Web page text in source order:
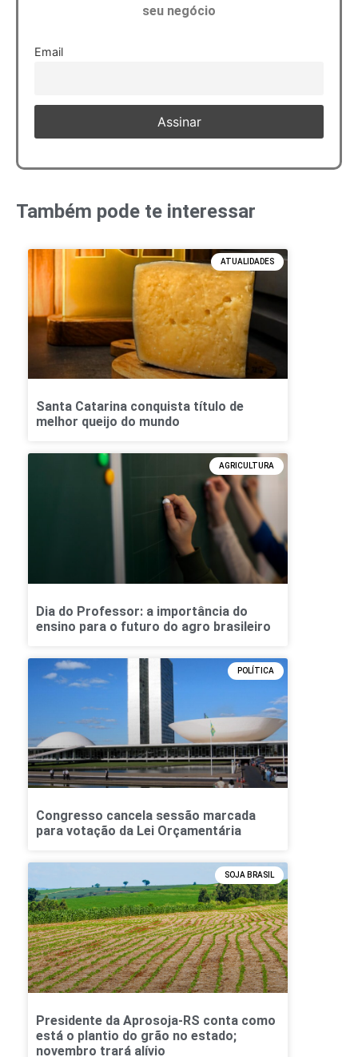
seu negócio
Email
Também pode te interessar
ATUALIDADES
Santa Catarina conquista título de
melhor queijo do mundo
AGRICULTURA
Dia do Professor: a importância do
ensino para o futuro do agro brasileiro
POLÍTICA
Congresso cancela sessão marcada
para votação da Lei Orçamentária
SOJA BRASIL
Presidente da Aprosoja-RS conta como
está o plantio do grão no estado;
novembro trará alívio